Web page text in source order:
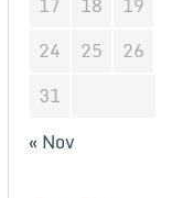
24
25 26
31
« Nov